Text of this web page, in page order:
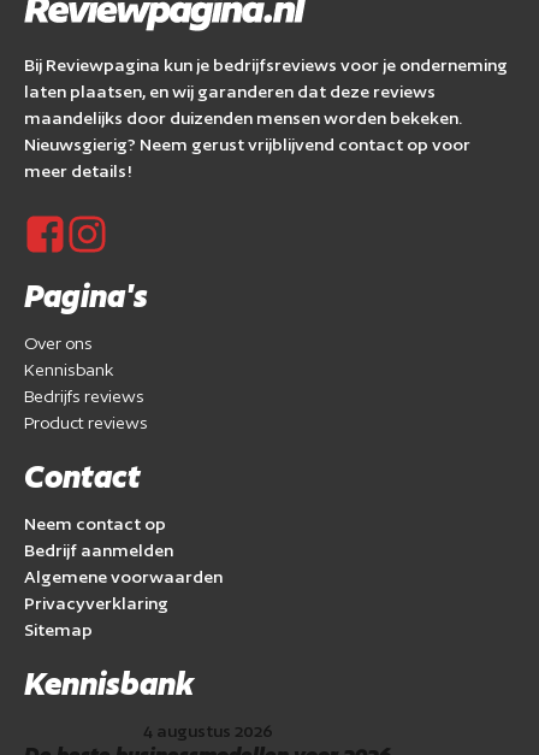
Bij Reviewpagina kun je bedrijfsreviews voor je onderneming
laten plaatsen, en wij garanderen dat deze reviews
maandelijks door duizenden mensen worden bekeken.
Nieuwsgierig? Neem gerust vrijblijvend contact op voor
meer details!
Pagina's
Over ons
Kennisbank
Bedrijfs reviews
Product reviews
Contact
Neem contact op
Bedrijf aanmelden
Algemene voorwaarden
Privacyverklaring
Sitemap
Kennisbank
4 augustus 2026